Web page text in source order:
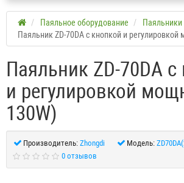
Паяльное оборудование
Паяльники
Паяльник ZD-70DA с кнопкой и регулировкой
Паяльник ZD-70DA с
и регулировкой
130W)
Производитель: Zhongdi Модель:
0 отзывов